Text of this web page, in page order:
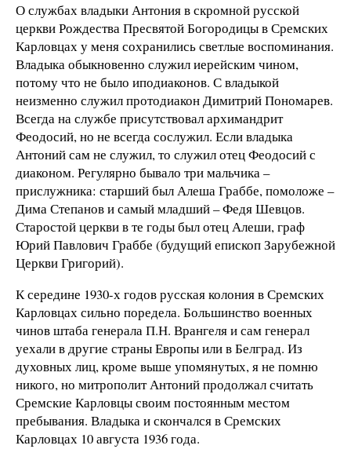
О службах владыки Антония в скромной русской
церкви Рождества Пресвятой Богородицы в Сремских
Карловцах у меня сохранились светлые воспоминания.
Владыка обыкновенно служил иерейским чином,
потому что не было иподиаконов. С владыкой
неизменно служил протодиакон Димитрий Пономарев.
Всегда на службе присутствовал архимандрит
Феодосий, но не всегда сослужил. Если владыка
Антоний сам не служил, то служил отец Феодосий с
диаконом. Регулярно бывало три мальчика –
прислужника: старший был Алеша Граббе, помоложе –
Дима Степанов и самый младший – Федя Шевцов.
Старостой церкви в те годы был отец Алеши, граф
Юрий Павлович Граббе (будущий епископ Зарубежной
Церкви Григорий).
К середине 1930-х годов русская колония в Сремских
Карловцах сильно поредела. Большинство военных
чинов штаба генерала П.Н. Врангеля и сам генерал
уехали в другие страны Европы или в Белград. Из
духовных лиц, кроме выше упомянутых, я не помню
никого, но митрополит Антоний продолжал считать
Сремские Карловцы своим постоянным местом
пребывания. Владыка и скончался в Сремских
Карловцах 10 августа 1936 года.